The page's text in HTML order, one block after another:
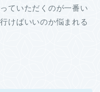
ていただくのが一番い
けばいいのか悩まれる